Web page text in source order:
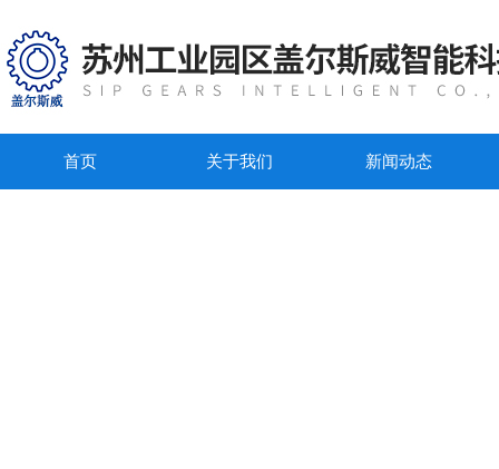
首页 关于我们 新闻动态